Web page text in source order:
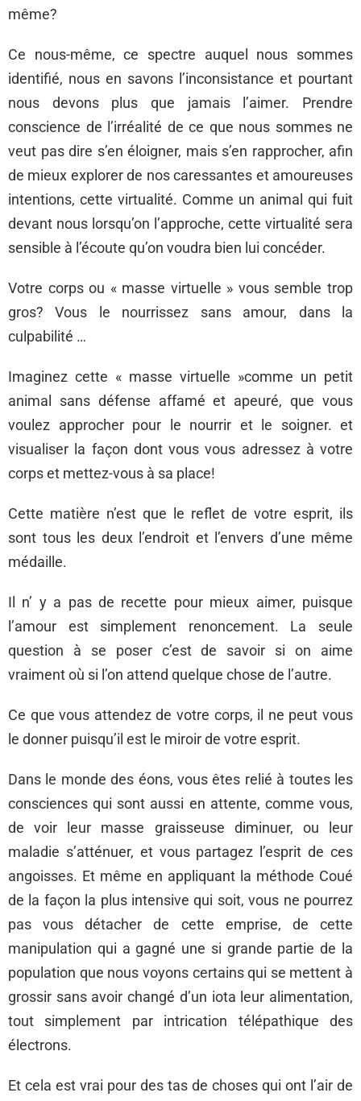
même?
Ce nous-même, ce spectre auquel nous sommes
identifié, nous en savons l’inconsistance et pourtant
nous devons plus que jamais l’aimer. Prendre
conscience de l’irréalité de ce que nous sommes ne
veut pas dire s’en éloigner, mais s’en rapprocher, afin
de mieux explorer de nos caressantes et amoureuses
intentions, cette virtualité. Comme un animal qui fuit
devant nous lorsqu’on l’approche, cette virtualité sera
sensible à l’écoute qu’on voudra bien lui concéder.
Votre corps ou « masse virtuelle » vous semble trop
gros? Vous le nourrissez sans amour, dans la
culpabilité …
Imaginez cette « masse virtuelle »comme un petit
animal sans défense affamé et apeuré, que vous
voulez approcher pour le nourrir et le soigner. et
visualiser la façon dont vous vous adressez à votre
corps et mettez-vous à sa place!
Cette matière n’est que le reflet de votre esprit, ils
sont tous les deux l’endroit et l’envers d’une même
médaille.
Il n’ y a pas de recette pour mieux aimer, puisque
l’amour est simplement renoncement. La seule
question à se poser c’est de savoir si on aime
vraiment où si l’on attend quelque chose de l’autre.
Ce que vous attendez de votre corps, il ne peut vous
le donner puisqu’il est le miroir de votre esprit.
Dans le monde des éons, vous êtes relié à toutes les
consciences qui sont aussi en attente, comme vous,
de voir leur masse graisseuse diminuer, ou leur
maladie s’atténuer, et vous partagez l’esprit de ces
angoisses. Et même en appliquant la méthode Coué
de la façon la plus intensive qui soit, vous ne pourrez
pas vous détacher de cette emprise, de cette
manipulation qui a gagné une si grande partie de la
population que nous voyons certains qui se mettent à
grossir sans avoir changé d’un iota leur alimentation,
tout simplement par intrication télépathique des
électrons.
Et cela est vrai pour des tas de choses qui ont l’air de